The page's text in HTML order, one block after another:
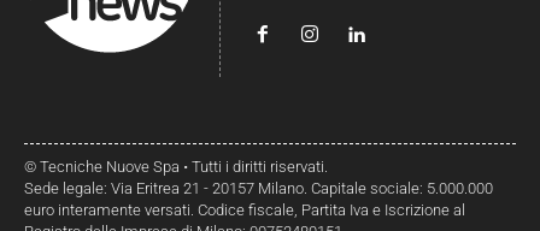
© Tecniche Nuove Spa • Tutti i diritti riservati.
Sede legale: Via Eritrea 21 - 20157 Milano. Capitale sociale: 5.000.000
euro interamente versati. Codice fiscale, Partita Iva e Iscrizione al